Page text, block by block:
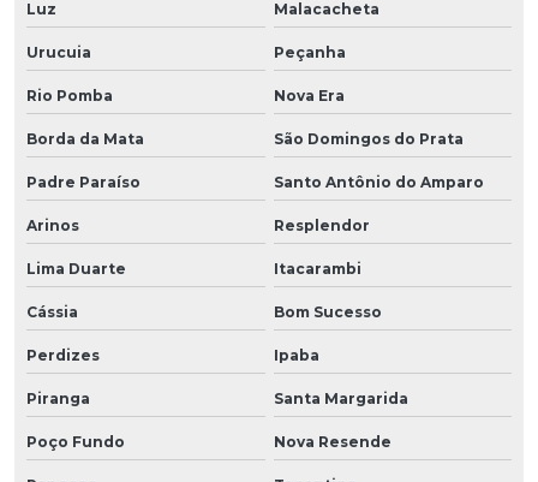
Luz Malacacheta
Urucuia Peçanha
Rio Pomba Nova Era
Borda da Mata São Domingos do Prata
Padre Paraíso Santo Antônio do Amparo
Arinos Resplendor
Lima Duarte Itacarambi
Cássia Bom Sucesso
Perdizes Ipaba
Piranga Santa Margarida
Poço Fundo Nova Resende